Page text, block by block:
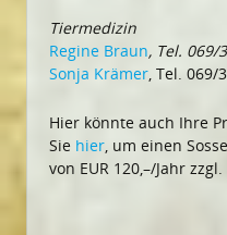
Tiermedizin
Regine Braun, Tel. 069/
Sonja Krämer , Tel. 069/
Hier könnte auch Ihre
Sie hier , um einen
von EUR 120,–/Jahr